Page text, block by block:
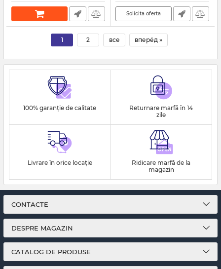
Solicita oferta
1 2 все вперёд »
100% garanție de calitate
Returnare marfă în 14
zile
Livrare în orice locație
Ridicare marfă de la
magazin
CONTACTE
DESPRE MAGAZIN
CATALOG DE PRODUSE